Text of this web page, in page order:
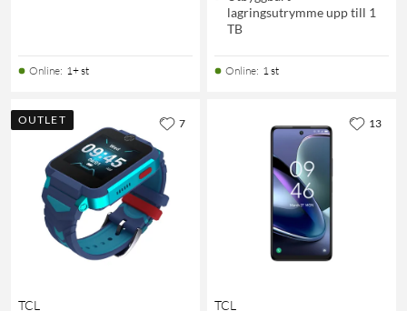
Online: 1+ st
lagringsutrymme upp till 1
TB
Online: 1 st
OUTLET
TCL
7
TCL
13